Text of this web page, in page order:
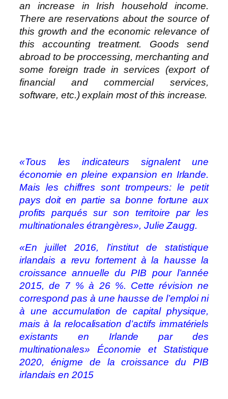
an increase in Irish household income.
There are reservations about the source of
this growth and the economic relevance of
this accounting treatment. Goods send
abroad to be proccessing, merchanting and
some foreign trade in services (export of
financial and commercial services,
software, etc.) explain most of this increase.
«Tous les indicateurs signalent une
économie en pleine expansion en Irlande.
Mais les chiffres sont trompeurs: le petit
pays doit en partie sa bonne fortune aux
profits parqués sur son territoire par les
multinationales étrangères», Julie Zaugg.
«En juillet 2016, l’institut de statistique
irlandais a revu fortement à la hausse la
croissance annuelle du PIB pour l’année
2015, de 7 % à 26 %. Cette révision ne
correspond pas à une hausse de l’emploi ni
à une accumulation de capital physique,
mais à la relocalisation d’actifs immatériels
existants en Irlande par des
multinationales» Économie et Statistique
2020, énigme de la croissance du PIB
irlandais en 2015